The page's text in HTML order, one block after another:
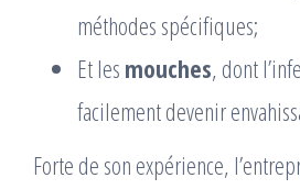
méthodes spécifiques;
Et les mouches, dont
facilement devenir
Forte de son expérience,